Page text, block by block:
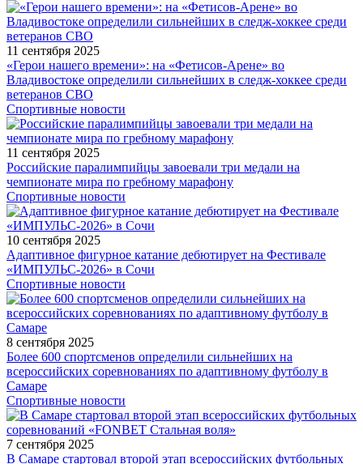
11 сентября 2025
«Герои нашего времени»: на «Фетисов-Арене» во
Владивостоке определили сильнейших в следж-хоккее среди
ветеранов СВО
Спортивные новости
11 сентября 2025
Российские паралимпийцы завоевали три медали на
чемпионате мира по гребному марафону
Спортивные новости
10 сентября 2025
Адаптивное фигурное катание дебютирует на Фестивале
«ИМПУЛЬС-2026» в Сочи
Спортивные новости
8 сентября 2025
Более 600 спортсменов определили сильнейших на
всероссийских соревнованиях по адаптивному футболу в
Самаре
Спортивные новости
7 сентября 2025
В Самаре стартовал второй этап всероссийских футбольных